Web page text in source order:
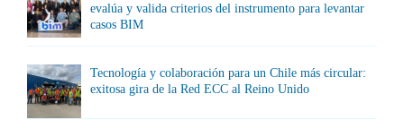
evalúa y valida criterios del instrumento para levantar
casos BIM
Tecnología y colaboración para un Chile más circular:
exitosa gira de la Red ECC al Reino Unido